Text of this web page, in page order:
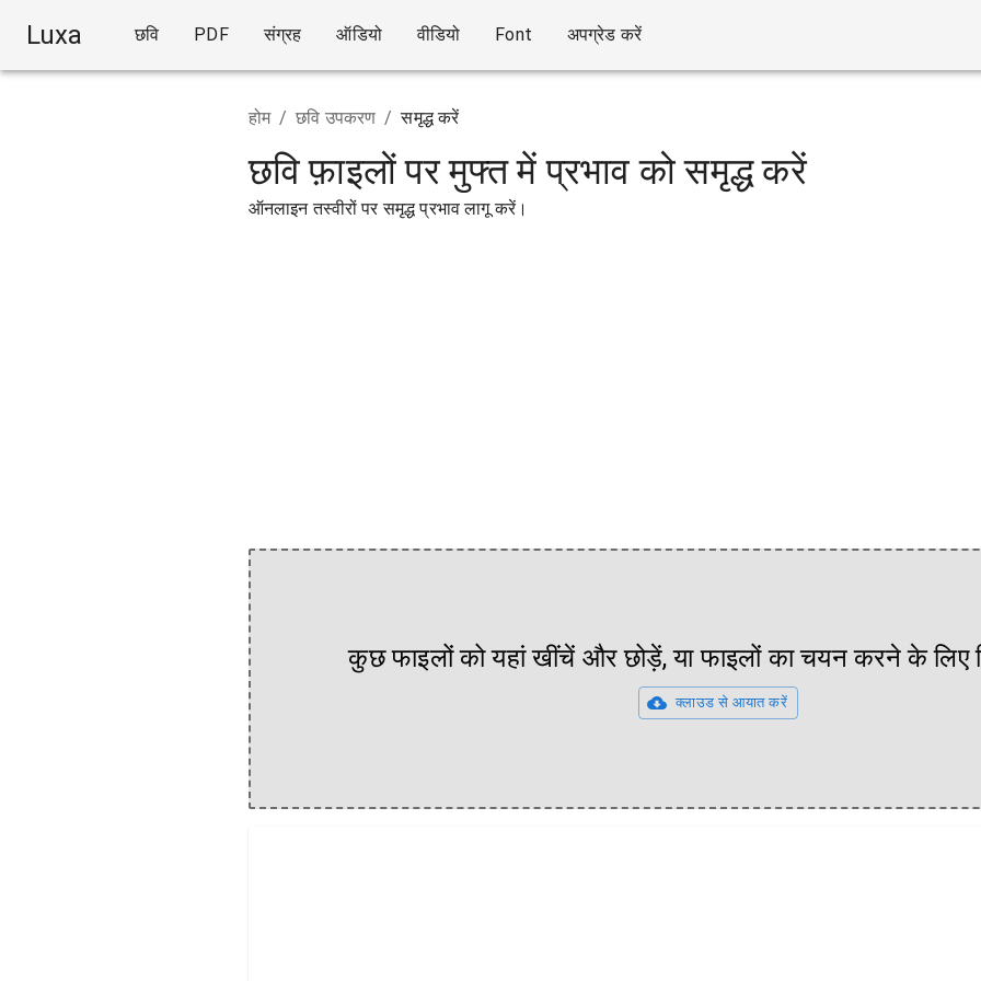
Luxa छवि PDF संग्रह ऑडियो वीडियो Font अपग्रेड करें
होम / छवि उपकरण / समृद्ध करें
छवि फ़ाइलों पर मुफ्त में प्रभाव को समृद्ध करें
ऑनलाइन तस्वीरों पर समृद्ध प्रभाव लागू करें।
कुछ फाइलों को यहां खींचें और छोड़ें, या फाइलों का चयन करने के लिए
क्लाउड से आयात करें